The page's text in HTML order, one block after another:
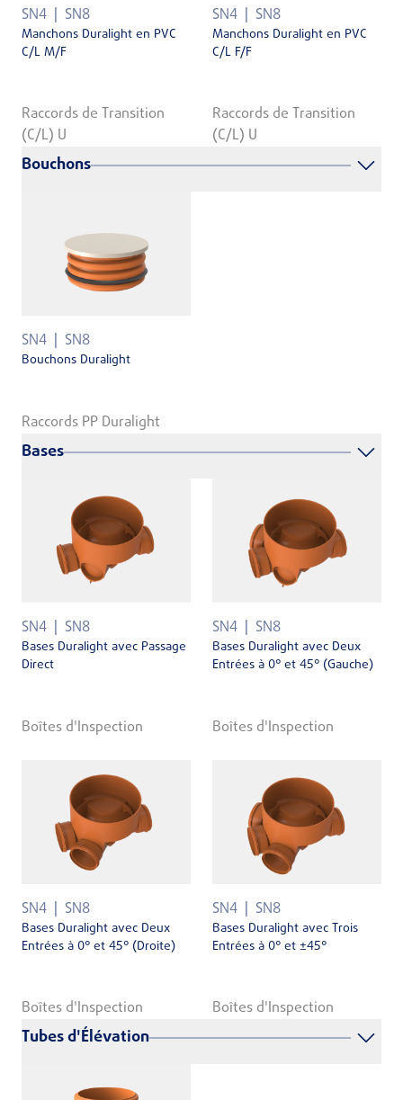
SN4 SN8
Manchons Duralight en PVC
C/L M/F
Raccords de Transition
(C/L) U
SN4 SN8
Manchons Duralight en PVC
C/L F/F
Raccords de Transition
(C/L) U
Bouchons
SN4 SN8
Bouchons Duralight
Raccords PP Duralight
Bases
SN4 SN8
Bases Duralight avec Passage
Direct
Boîtes d'Inspection
SN4 SN8
Bases Duralight avec Deux
Entrées à 0° et 45° (Gauche)
Boîtes d'Inspection
SN4 SN8
Bases Duralight avec Deux
Entrées à 0° et 45° (Droite)
Boîtes d'Inspection
SN4 SN8
Bases Duralight avec Trois
Entrées à 0° et ±45°
Boîtes d'Inspection
Tubes d'Élévation